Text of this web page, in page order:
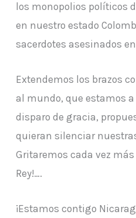
los monopolios políticos
en nuestro estado
sacerdotes asesinados
Extendemos los brazos
al mundo, que estamos a
disparo de gracia,
quieran silenciar
Gritaremos cada vez más
Rey!….
¡Estamos contigo